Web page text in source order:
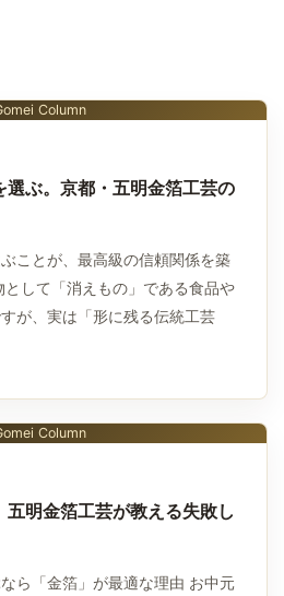
Column
選ぶ。京都・五明金箔工芸の
ことが、最高級の信頼関係を築
として「消えもの」である食品や
が、実は「形に残る伝統工芸
Column
明金箔工芸が教える失敗し
ら「金箔」が最適な理由 お中元